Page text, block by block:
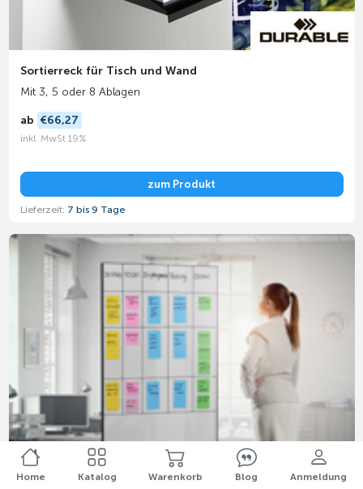
Sortierreck für Tisch und Wand
Mit 3, 5 oder 8 Ablagen
ab €66,27
inkl. MwSt 19%
zum Produkt
Lieferzeit: 7 bis 9 Tage
Home Katalog Warenkorb Blog Anmeldung